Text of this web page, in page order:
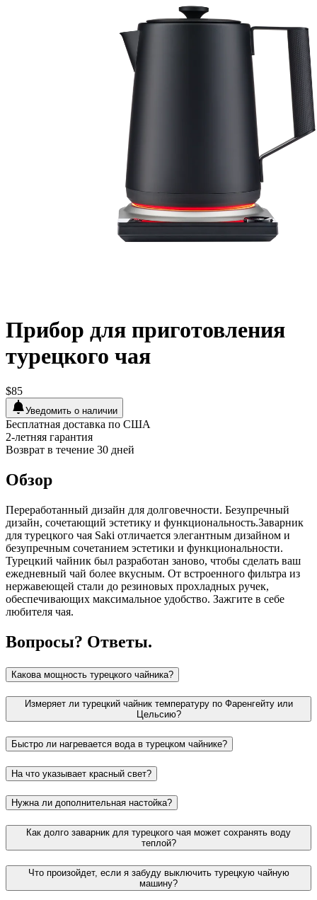
Прибор для приготовления
турецкого чая
$85
Уведомить о наличии
Бесплатная доставка по США
2-летняя гарантия
Возврат в течение 30 дней
Обзор
Переработанный дизайн для долговечности. Безупречный
дизайн, сочетающий эстетику и функциональность.Заварник
для турецкого чая Saki отличается элегантным дизайном и
безупречным сочетанием эстетики и функциональности.
Турецкий чайник был разработан заново, чтобы сделать ваш
ежедневный чай более вкусным. От встроенного фильтра из
нержавеющей стали до резиновых прохладных ручек,
обеспечивающих максимальное удобство. Зажгите в себе
любителя чая.
Вопросы? Ответы.
Какова мощность турецкого чайника?
Измеряет ли турецкий чайник температуру по Фаренгейту или
Цельсию?
Быстро ли нагревается вода в турецком чайнике?
На что указывает красный свет?
Нужна ли дополнительная настойка?
Как долго заварник для турецкого чая может сохранять воду
теплой?
Что произойдет, если я забуду выключить турецкую чайную
машину?